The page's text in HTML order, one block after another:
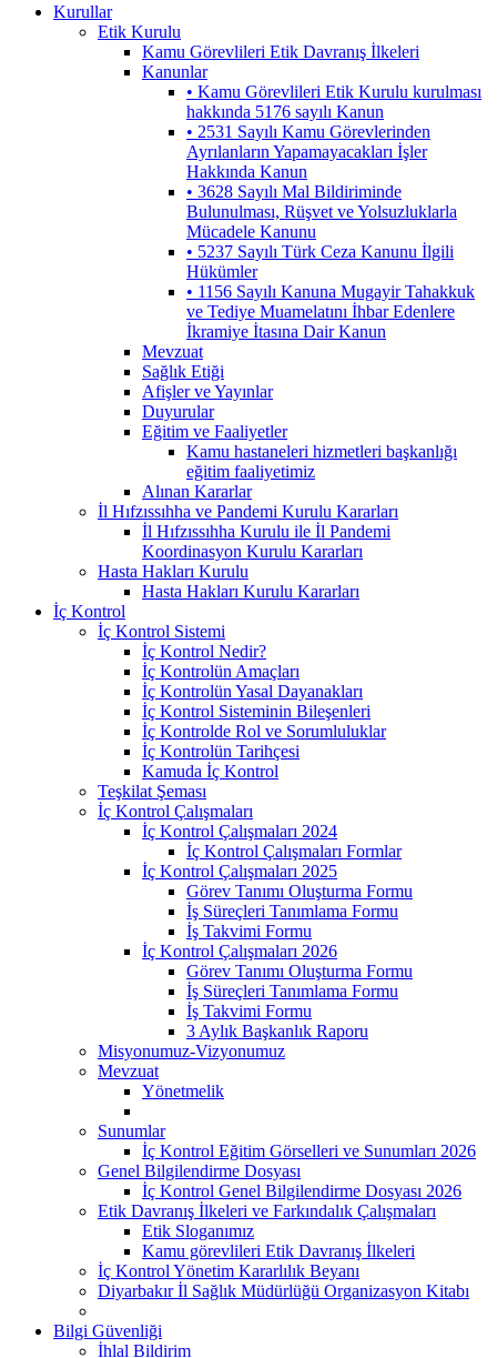
Kurullar
Etik Kurulu
Kamu Görevlileri Etik Davranış İlkeleri
Kanunlar
• Kamu Görevlileri Etik Kurulu kurulması
hakkında 5176 sayılı Kanun
• 2531 Sayılı Kamu Görevlerinden
Ayrılanların Yapamayacakları İşler
Hakkında Kanun
• 3628 Sayılı Mal Bildiriminde
Bulunulması, Rüşvet ve Yolsuzluklarla
Mücadele Kanunu
• 5237 Sayılı Türk Ceza Kanunu İlgili
Hükümler
• 1156 Sayılı Kanuna Mugayir Tahakkuk
ve Tediye Muamelatını İhbar Edenlere
İkramiye İtasına Dair Kanun
Mevzuat
Sağlık Etiği
Afişler ve Yayınlar
Duyurular
Eğitim ve Faaliyetler
Kamu hastaneleri hizmetleri başkanlığı
eğitim faaliyetimiz
Alınan Kararlar
İl Hıfzıssıhha ve Pandemi Kurulu Kararları
İl Hıfzıssıhha Kurulu ile İl Pandemi
Koordinasyon Kurulu Kararları
Hasta Hakları Kurulu
Hasta Hakları Kurulu Kararları
İç Kontrol
İç Kontrol Sistemi
İç Kontrol Nedir?
İç Kontrolün Amaçları
İç Kontrolün Yasal Dayanakları
İç Kontrol Sisteminin Bileşenleri
İç Kontrolde Rol ve Sorumluluklar
İç Kontrolün Tarihçesi
Kamuda İç Kontrol
Teşkilat Şeması
İç Kontrol Çalışmaları
İç Kontrol Çalışmaları 2024
İç Kontrol Çalışmaları Formlar
İç Kontrol Çalışmaları 2025
Görev Tanımı Oluşturma Formu
İş Süreçleri Tanımlama Formu
İş Takvimi Formu
İç Kontrol Çalışmaları 2026
Görev Tanımı Oluşturma Formu
İş Süreçleri Tanımlama Formu
İş Takvimi Formu
3 Aylık Başkanlık Raporu
Misyonumuz-Vizyonumuz
Mevzuat
Yönetmelik
Sunumlar
İç Kontrol Eğitim Görselleri ve Sunumları 2026
Genel Bilgilendirme Dosyası
İç Kontrol Genel Bilgilendirme Dosyası 2026
Etik Davranış İlkeleri ve Farkındalık Çalışmaları
Etik Sloganımız
Kamu görevlileri Etik Davranış İlkeleri
İç Kontrol Yönetim Kararlılık Beyanı
Diyarbakır İl Sağlık Müdürlüğü Organizasyon Kitabı
Bilgi Güvenliği
İhlal Bildirim